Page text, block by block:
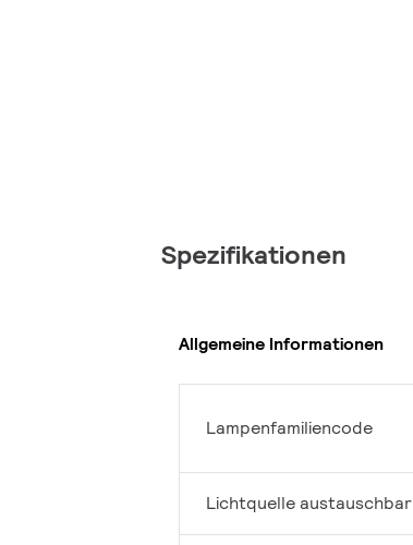
Spezifikationen
Allgemeine Informationen
Lampenfamiliencode
Lichtquelle austauschbar